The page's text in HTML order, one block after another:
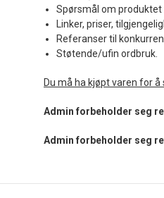
Spørsmål om produktet
Linker, priser,
Referanser til
Støtende/ufin ordbruk.
Du må ha kjøpt varen for å
Admin forbeholder seg
Admin forbeholder seg